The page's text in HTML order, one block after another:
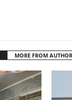
MORE FROM AUTHOR